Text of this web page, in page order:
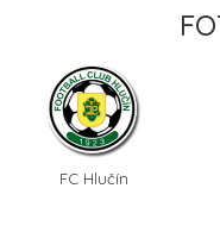
FC Hlučín